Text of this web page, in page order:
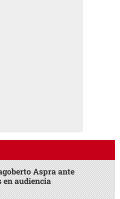
Aspra ante
en audiencia